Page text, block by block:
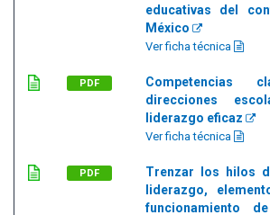
educativas del
México
Ver ficha técnica
PDF
Competencias
direcciones
liderazgo eficaz
Ver ficha técnica
PDF
Trenzar los hilos
liderazgo,
funcionamiento